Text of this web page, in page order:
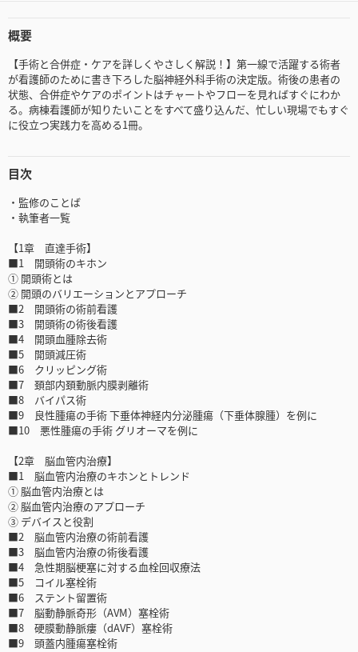
概要
【手術と合併症・ケアを詳しくやさしく解説！】第一線で活躍する術者
が看護師のために書き下ろした脳神経外科手術の決定版。術後の患者の
状態、合併症やケアのポイントはチャートやフローを見ればすぐにわか
る。病棟看護師が知りたいことをすべて盛り込んだ、忙しい現場でもすぐ
に役立つ実践力を高める1冊。
目次
・監修のことば
・執筆者一覧
【1章 直達手術】
■1 開頭術のキホン
① 開頭術とは
② 開頭のバリエーションとアプローチ
■2 開頭術の術前看護
■3 開頭術の術後看護
■4 開頭血腫除去術
■5 開頭減圧術
■6 クリッピング術
■7 頚部内頚動脈内膜剥離術
■8 バイパス術
■9 良性腫瘍の手術 下垂体神経内分泌腫瘍（下垂体腺腫）を例に
■10 悪性腫瘍の手術 グリオーマを例に
【2章 脳血管内治療】
■1 脳血管内治療のキホンとトレンド
① 脳血管内治療とは
② 脳血管内治療のアプローチ
③ デバイスと役割
■2 脳血管内治療の術前看護
■3 脳血管内治療の術後看護
■4 急性期脳梗塞に対する血栓回収療法
■5 コイル塞栓術
■6 ステント留置術
■7 脳動静脈奇形（AVM）塞栓術
■8 硬膜動静脈瘻（dAVF）塞栓術
■9 頭蓋内腫瘍塞栓術